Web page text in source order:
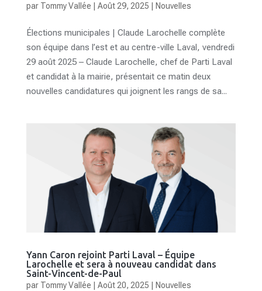
par Tommy Vallée Août 29, 2025 Nouvelles
Élections municipales | Claude Larochelle complète
son équipe dans l’est et au centre-ville Laval, vendredi
29 août 2025 – Claude Larochelle, chef de Parti Laval
et candidat à la mairie, présentait ce matin deux
nouvelles candidatures qui joignent les rangs de sa...
Yann Caron rejoint Parti Laval – Équipe
Larochelle et sera à nouveau candidat dans
Saint-Vincent-de-Paul
par Tommy Vallée Août 20, 2025 Nouvelles